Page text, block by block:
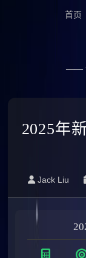
首页
——
2025年
Jack Liu